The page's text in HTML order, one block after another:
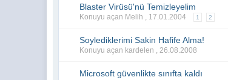
Blaster Virüsü'nü Temizleyelim
Konuyu açan Melih , 17.01.2004 1 2
Soylediklerimi Sakin Hafife Alma!
Konuyu açan kardelen ,26.08.2008
Microsoft güvenlikte sınıfta kaldı